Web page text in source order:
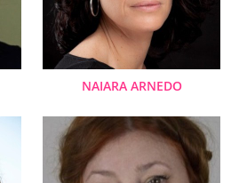
NAIARA ARNEDO